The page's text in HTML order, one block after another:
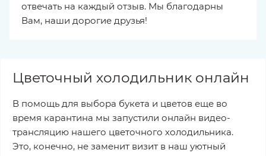
отвечать на каждый отзыв. Мы благодарны
Вам, наши дорогие друзья!
Цветочный холодильник онлайн
В помощь для выбора букета и цветов еще во
время карантина мы запустили онлайн видео-
трансляцию нашего цветочного холодильника.
Это, конечно, не заменит визит в наш уютный